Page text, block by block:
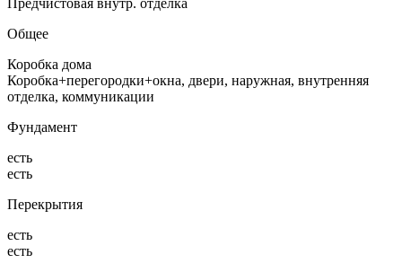
Общее
Коробка дома
Коробка+перегородки+окна, двери, наружная, внутренняя
отделка, коммуникации
Фундамент
есть
есть
Перекрытия
есть
есть